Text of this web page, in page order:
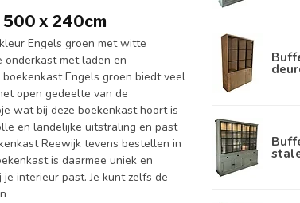
500 x 240cm
Engels groen met witte
onderkast met laden en
Engels groen biedt veel
open gedeelte van de
wat bij deze boekenkast hoort is
en landelijke uitstraling en past
Reewijk tevens bestellen in
is daarmee uniek en
interieur past. Je kunt zelfs de